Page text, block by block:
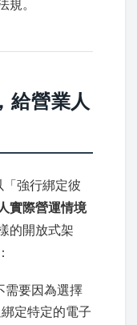
。
給營業人
強行綁定彼
實際營運情境
的開放式架
需要因為選擇
定特定的電子